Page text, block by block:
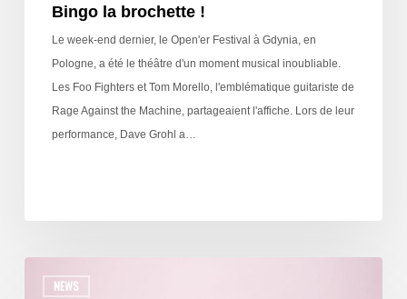
Bingo la brochette !
Le week-end dernier, le Open'er Festival à Gdynia, en
Pologne, a été le théâtre d'un moment musical inoubliable.
Les Foo Fighters et Tom Morello, l'emblématique guitariste de
Rage Against the Machine, partageaient l'affiche. Lors de leur
performance, Dave Grohl a…
NEWS